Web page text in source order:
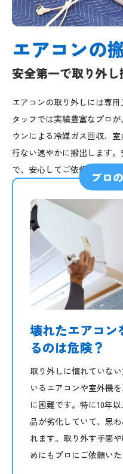
エアコンの
安全第一で取り外し
エアコンの取り外しには専
タッフでは実績豊富なプロ
ウンによる冷媒ガス回収、
行ない速やかに搬出します
で、安心してご依頼ください。
プロ
壊れたエアコン
るのは危険？
取り外しに慣れていな
いるエアコンや室外機
に困難です。特に10年
品が劣化していて、思
れます。取り外す手間
めにもプロにご依頼い